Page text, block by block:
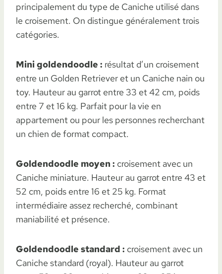
principalement du type de Caniche utilisé dans
le croisement. On distingue généralement trois
catégories.
Mini goldendoodle : résultat d’un croisement
entre un Golden Retriever et un Caniche nain ou
toy. Hauteur au garrot entre 33 et 42 cm, poids
entre 7 et 16 kg. Parfait pour la vie en
appartement ou pour les personnes recherchant
un chien de format compact.
Goldendoodle moyen : croisement avec un
Caniche miniature. Hauteur au garrot entre 43 et
52 cm, poids entre 16 et 25 kg. Format
intermédiaire assez recherché, combinant
maniabilité et présence.
Goldendoodle standard : croisement avec un
Caniche standard (royal). Hauteur au garrot